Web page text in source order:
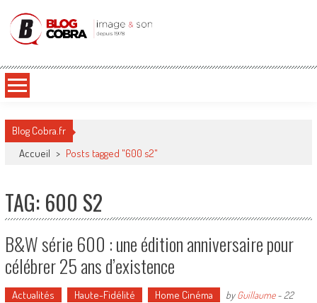
Blog Cobra
Blog Cobra.fr
Accueil > Posts tagged "600 s2"
TAG: 600 S2
B&W série 600 : une édition anniversaire pour
célébrer 25 ans d’existence
Actualités Haute-Fidélité Home Cinéma byGuillaume- 22